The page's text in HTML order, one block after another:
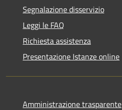
Segnalazione disservizio
Leggi le FAQ
Richiesta assistenza
Presentazione Istanze online
Amministrazione trasparente